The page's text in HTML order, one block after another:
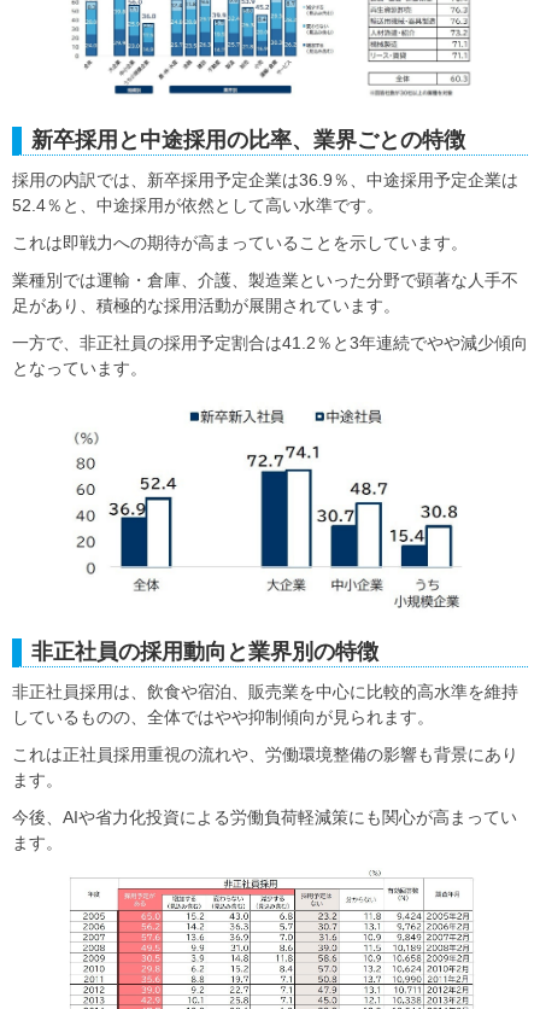
新卒採用と中途採用の比率、業界ごとの特徴
採用の内訳では、新卒採用予定企業は36.9％、中途採用予定企業は
52.4％と、中途採用が依然として高い水準です。
これは即戦力への期待が高まっていることを示しています。
業種別では運輸・倉庫、介護、製造業といった分野で顕著な人手不
足があり、積極的な採用活動が展開されています。
一方で、非正社員の採用予定割合は41.2％と3年連続でやや減少傾向
となっています。
非正社員の採用動向と業界別の特徴
非正社員採用は、飲食や宿泊、販売業を中心に比較的高水準を維持
しているものの、全体ではやや抑制傾向が見られます。
これは正社員採用重視の流れや、労働環境整備の影響も背景にあり
ます。
今後、AIや省力化投資による労働負荷軽減策にも関心が高まってい
ます。